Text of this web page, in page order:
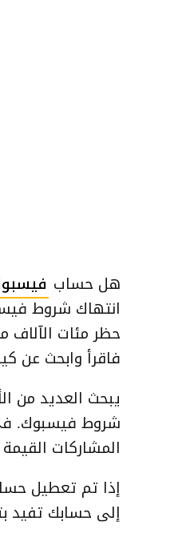
هل حساب
انتهاك شروط
حظر مئات الآلاف
فاقرأ وابحث عن
يبحث العديد من
شروط فيسبوك. في
المشاركات
إذا تم تعطيل
إلى حسابك تفيد